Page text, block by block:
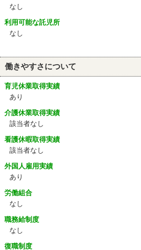
なし
利用可能な託児所
なし
働きやすさについて
育児休業取得実績
あり
介護休業取得実績
該当者なし
看護休暇取得実績
該当者なし
外国人雇用実績
あり
労働組合
なし
職務給制度
なし
復職制度